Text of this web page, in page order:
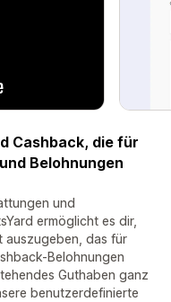
Cashback, die für
Belohnungen
und
ermöglicht es dir,
auszugeben, das für
Belohnungen
Guthaben ganz
benutzerdefinierte